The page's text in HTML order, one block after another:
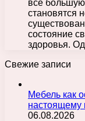
все
становятся
состояние
здоровья.
Свежие записи
Мебель как
06.08.2026